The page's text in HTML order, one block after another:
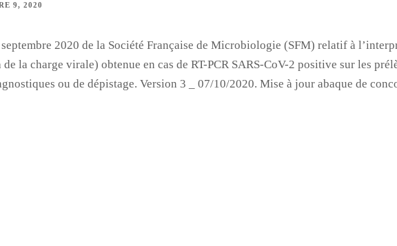
9, 2020
2020 de la Société Française de Microbiologie (SFM) relatif à
la charge virale) obtenue en cas de RT-PCR SARS-CoV-2 positive sur les
ou de dépistage. Version 3 _ 07/10/2020. Mise à jour abaque de